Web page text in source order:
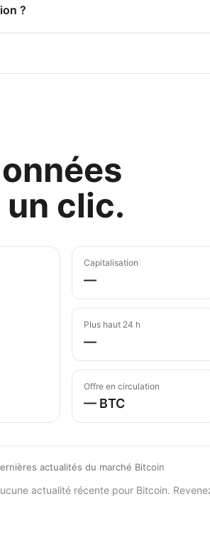
?
un clic.
Capitalisation
—
Plus haut 24 h
—
Offre en circulation
— BTC
actualités du marché Bitcoin
actualité récente pour Bitcoin.